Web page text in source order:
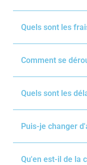
Quels sont les
Comment se
Quels sont les
Puis-je changer
Qu'en est-il de la